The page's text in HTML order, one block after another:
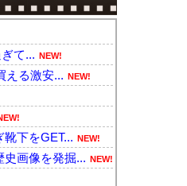
て... NEW!
える激安... NEW!
靴下をGET... NEW!
画像を発掘... NEW!